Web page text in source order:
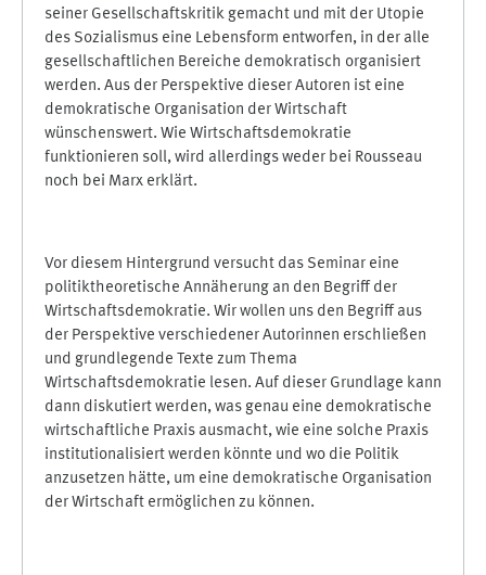
seiner Gesellschaftskritik gemacht und mit der Utopie
des Sozialismus eine Lebensform entworfen, in der alle
gesellschaftlichen Bereiche demokratisch organisiert
werden. Aus der Perspektive dieser Autoren ist eine
demokratische Organisation der Wirtschaft
wünschenswert. Wie Wirtschaftsdemokratie
funktionieren soll, wird allerdings weder bei Rousseau
noch bei Marx erklärt.
Vor diesem Hintergrund versucht das Seminar eine
politiktheoretische Annäherung an den Begriff der
Wirtschaftsdemokratie. Wir wollen uns den Begriff aus
der Perspektive verschiedener Autorinnen erschließen
und grundlegende Texte zum Thema
Wirtschaftsdemokratie lesen. Auf dieser Grundlage kann
dann diskutiert werden, was genau eine demokratische
wirtschaftliche Praxis ausmacht, wie eine solche Praxis
institutionalisiert werden könnte und wo die Politik
anzusetzen hätte, um eine demokratische Organisation
der Wirtschaft ermöglichen zu können.